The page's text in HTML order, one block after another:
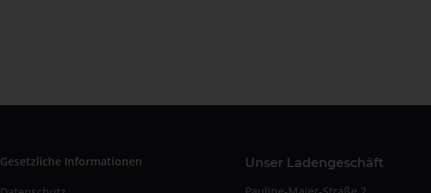
Gesetzliche Informationen
Unser Ladengeschäft